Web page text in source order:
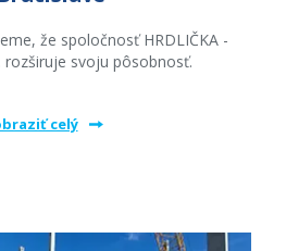
že spoločnosť HRDLIČKA -
rozširuje svoju pôsobnosť.
celý